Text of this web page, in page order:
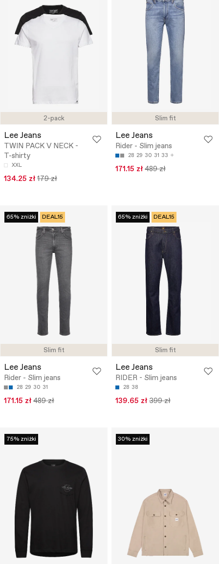
2-pack
Lee Jeans
TWIN PACK V NECK -
T-shirty
XXL
134.25 zł 179 zł
Slim fit
Lee Jeans
Rider - Slim jeans
28 29 30 31 33
171.15 zł 489 zł
Slim fit
65% zniżki DEAL15
Lee Jeans
Rider - Slim jeans
28 29 30 31
171.15 zł 489 zł
Slim fit
65% zniżki DEAL15
Lee Jeans
RIDER - Slim jeans
28 38
139.65 zł 399 zł
75% zniżki 30% zniżki